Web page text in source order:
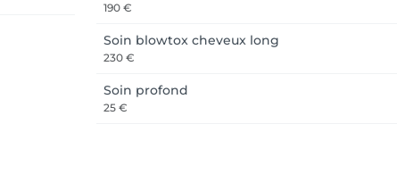
190 €
Soin blowtox cheveux long
230 €
Soin profond
25 €